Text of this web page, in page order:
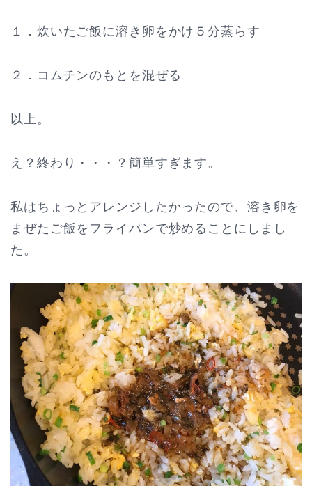
１．炊いたご飯に溶き卵をかけ５分蒸らす
２．コムチンのもとを混ぜる
以上。
え？終わり・・・？簡単すぎます。
私はちょっとアレンジしたかったので、溶き卵を
まぜたご飯をフライパンで炒めることにしまし
た。